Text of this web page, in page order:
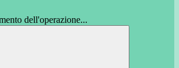
dell'operazione...